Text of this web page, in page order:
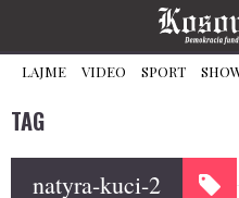
LAJME VIDEO SPORT
TAG
natyra-kuci-2